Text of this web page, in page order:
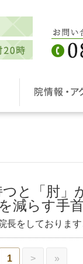
つと「肘
減らす手
長をしておりま
1 > »